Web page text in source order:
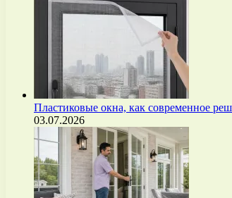
Пластиковые окна, как современное
03.07.2026